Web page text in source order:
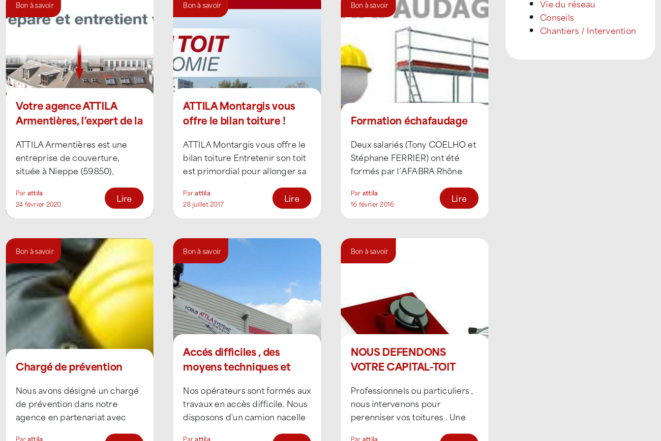
Bon à savoir
Votre agence ATTILA
Armentières, l’expert de la
ATTILA Armentières est une
entreprise de couverture,
située à Nieppe (59850),
et l’entretien de tous les types
de [...]
Par attila
24 février 2020
Lire
Bon à savoir
ATTILA Montargis vous
offre le bilan toiture !
ATTILA Montargis vous offre le
bilan toiture Entretenir son toit
est primordial pour allonger sa
Parattila
28 juillet 2017
Lire
Bon à savoir
Formation échafaudage
Deux salariés (Tony COELHO et
Stéphane FERRIER) ont été
formés par l’AFABRA Rhône
février 2016) [...]
Par attila
16 février 2016
Lire
Bon à savoir
Chargé de prévention
Nous avons désigné un chargé
de prévention dans notre
agence en partenariat avec
Par attila
Bon à savoir
Accés difficiles , des
moyens techniques et
Nos opérateurs sont formés aux
travaux en accès difficile. Nous
disposons d'un camion nacelle
Parattila
Bon à savoir
NOUS DEFENDONS
VOTRE CAPITAL-TOIT
Professionnels ou particuliers ,
nous intervenons pour
perenniser vos toitures . Une
Par attila
Vie du réseau
Conseils
Chantiers / Intervention